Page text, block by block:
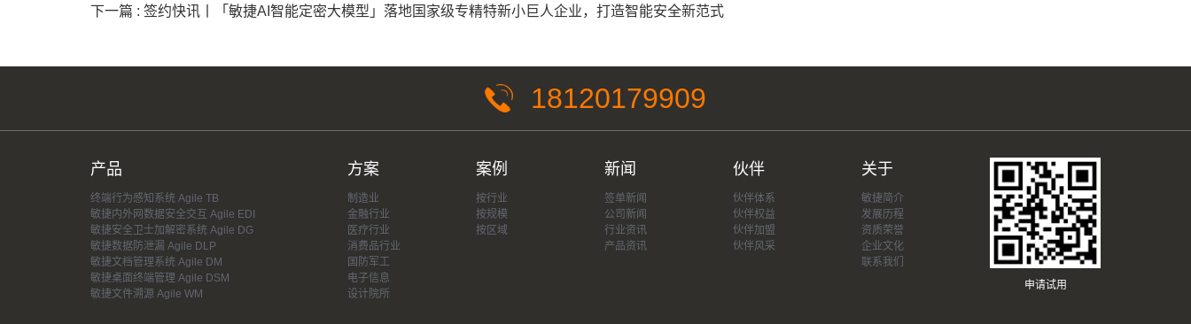
下一篇 : 签约快讯丨「敏捷AI智能定密大模型」落地国家级专精特新小巨人企业，打造智能安全新范式
18120179909
产品
终端行为感知系统 Agile TB
敏捷内外网数据安全交互 Agile EDI
敏捷安全卫士加解密系统 Agile DG
敏捷数据防泄漏 Agile DLP
敏捷文档管理系统 Agile DM
敏捷桌面终端管理 Agile DSM
敏捷文件溯源 Agile WM
方案
制造业
金融行业
医疗行业
消费品行业
国防军工
电子信息
设计院所
案例
按行业
按规模
按区域
新闻
签单新闻
公司新闻
行业资讯
产品资讯
伙伴
伙伴体系
伙伴权益
伙伴加盟
伙伴风采
关于
敏捷简介
发展历程
资质荣誉
企业文化
联系我们
申请试用